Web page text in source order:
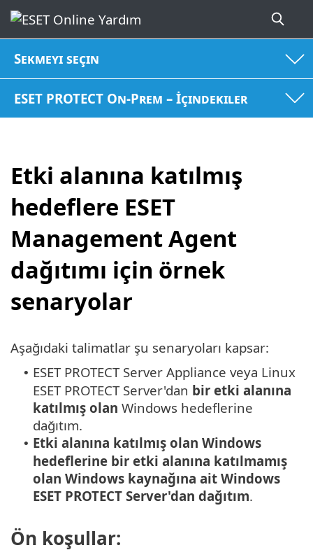
Sekmeyi seçin
ESET PROTECT On-Prem – İçindekiler
Etki alanına katılmış
hedeflere ESET
Management Agent
dağıtımı için örnek
senaryolar
Aşağıdaki talimatlar şu senaryoları kapsar:
• ESET PROTECT Server Appliance veya Linux
ESET PROTECT Server'dan bir etki alanına
katılmış olan Windows hedeflerine
dağıtım.
• Etki alanına katılmış olan Windows
hedeflerine bir etki alanına katılmamış
olan Windows kaynağına ait Windows
ESET PROTECT Server'dan dağıtım.
Ön koşullar: